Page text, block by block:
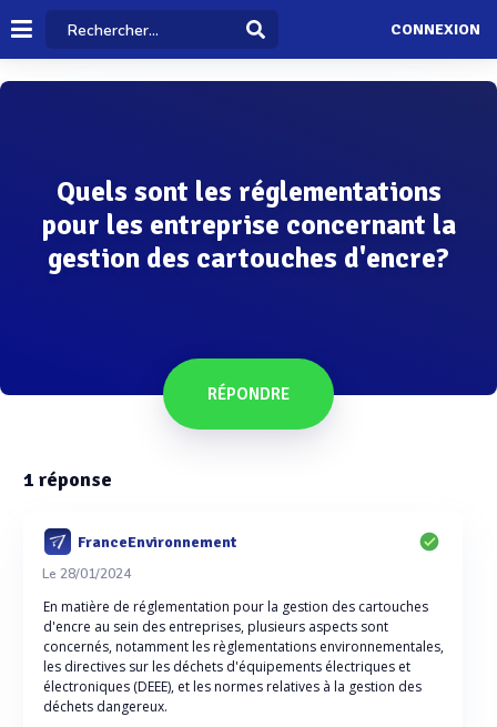
CONNEXION
Quels sont les réglementations
pour les entreprise concernant la
gestion des cartouches d'encre?
RÉPONDRE
1 réponse
FranceEnvironnement
Le 28/01/2024
En matière de réglementation pour la gestion des cartouches
d'encre au sein des entreprises, plusieurs aspects sont
concernés, notamment les règlementations environnementales,
les directives sur les déchets d'équipements électriques et
électroniques (DEEE), et les normes relatives à la gestion des
déchets dangereux.